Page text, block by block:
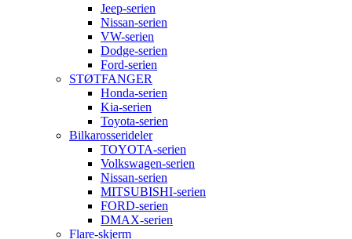
Jeep-serien
Nissan-serien
VW-serien
Dodge-serien
Ford-serien
STØTFANGER
Honda-serien
Kia-serien
Toyota-serien
Bilkarosserideler
TOYOTA-serien
Volkswagen-serien
Nissan-serien
MITSUBISHI-serien
FORD-serien
DMAX-serien
Flare-skjerm